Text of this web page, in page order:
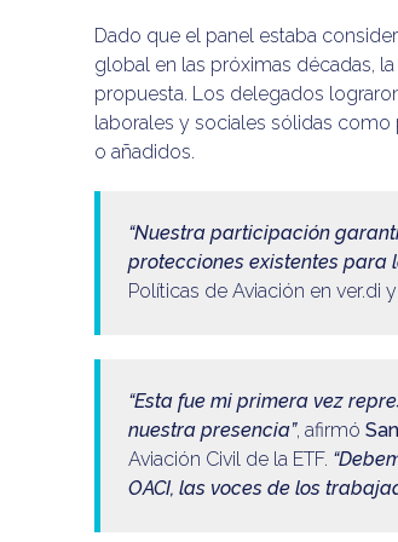
Dado que el panel estaba
global en las próximas décadas, la
propuesta. Los delegados
laborales y sociales sólidas
o añadidos.
“Nuestra participación
protecciones existentes para
Políticas de Aviación en ver.di
“Esta fue mi primera vez
nuestra presencia”, afirmó
Aviación Civil de la ETF.
OACI, las voces de los